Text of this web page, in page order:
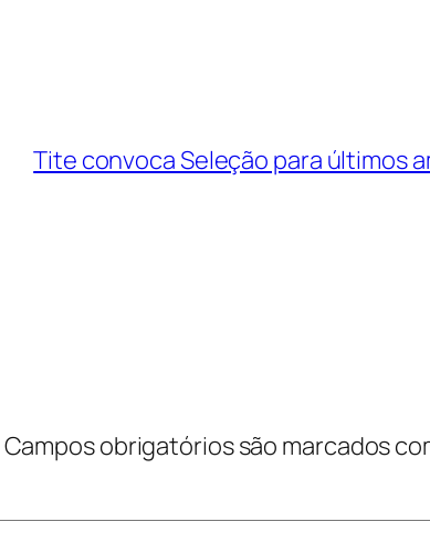
Tite convoca Seleção para últimos
Campos obrigatórios são marcados